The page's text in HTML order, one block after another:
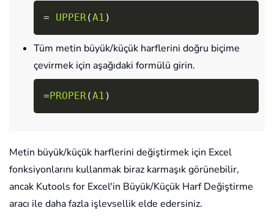
= UPPER(A1 )
Tüm metin büyük/küçük harflerini doğru biçime
çevirmek için aşağıdaki formülü girin.
= PROPER(A1 )
Metin büyük/küçük harflerini değiştirmek için Excel
fonksiyonlarını kullanmak biraz karmaşık görünebilir,
ancak Kutools for Excel'in Büyük/Küçük Harf Değiştirme
aracı ile daha fazla işlevsellik elde edersiniz.